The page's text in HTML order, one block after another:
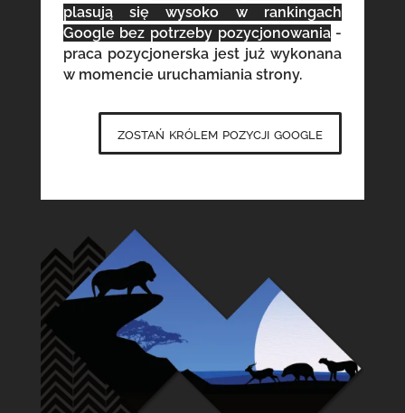
plasują się wysoko w rankingach
Google bez potrzeby pozycjonowania-
praca pozycjonerska jest już wykonana
w momencie uruchamiania strony.
zostań królem pozycji google